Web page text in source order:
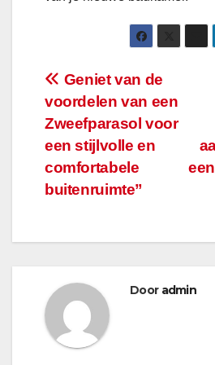
Bericht
navigatie
Geniet van de
voordelen van een
Zweefparasol voor
een stijlvolle en
comfortabele
buitenruimte”
Door admin